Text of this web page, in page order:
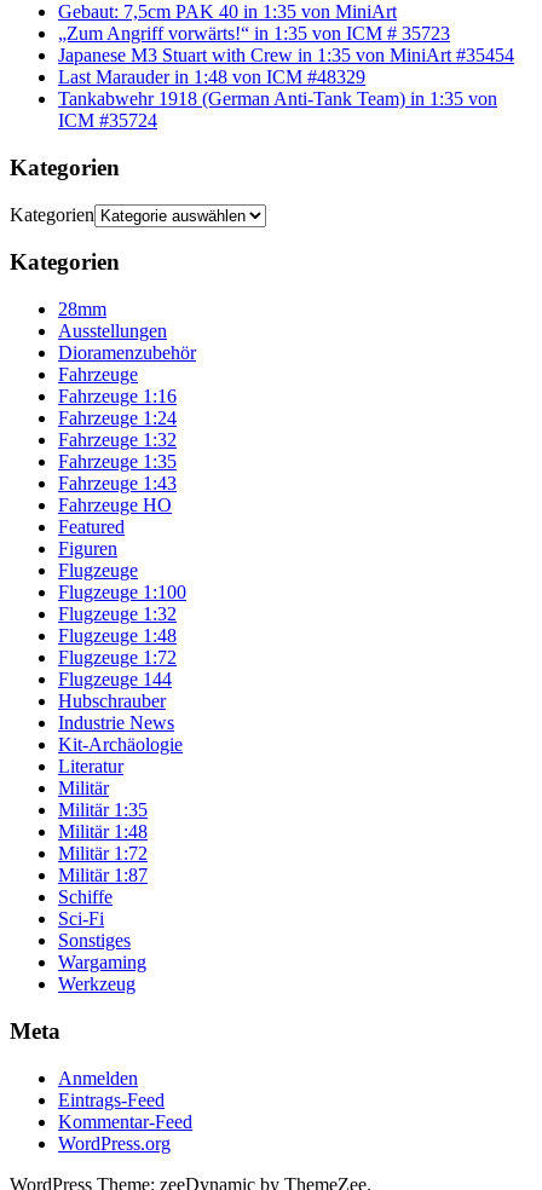
Gebaut: 7,5cm PAK 40 in 1:35 von MiniArt
„Zum Angriff vorwärts!“ in 1:35 von ICM # 35723
Japanese M3 Stuart with Crew in 1:35 von MiniArt #35454
Last Marauder in 1:48 von ICM #48329
Tankabwehr 1918 (German Anti-Tank Team) in 1:35 von
ICM #35724
Kategorien
Kategorien
Kategorien
28mm
Ausstellungen
Dioramenzubehör
Fahrzeuge
Fahrzeuge 1:16
Fahrzeuge 1:24
Fahrzeuge 1:32
Fahrzeuge 1:35
Fahrzeuge 1:43
Fahrzeuge HO
Featured
Figuren
Flugzeuge
Flugzeuge 1:100
Flugzeuge 1:32
Flugzeuge 1:48
Flugzeuge 1:72
Flugzeuge 144
Hubschrauber
Industrie News
Kit-Archäologie
Literatur
Militär
Militär 1:35
Militär 1:48
Militär 1:72
Militär 1:87
Schiffe
Sci-Fi
Sonstiges
Wargaming
Werkzeug
Meta
Anmelden
Eintrags-Feed
Kommentar-Feed
WordPress.org
WordPress Theme: zeeDynamic by ThemeZee.